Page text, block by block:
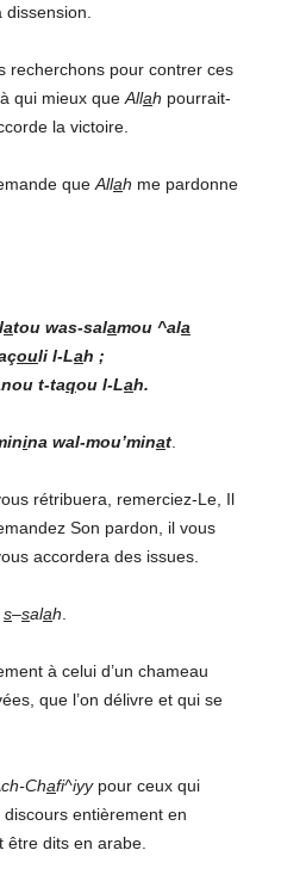
recherchons pour contrer ces
qui mieux que Allah pourrait-
la victoire.
que Allah me pardonne
atou was-salamou ^ala
ouli l-Lah ;
t-taqou l-Lah.
ina wal-mou’minat
rétribuera, remerciez-Le, Il
Son pardon, il vous
accordera des issues.
s–salah
à celui d’un chameau
que l’on délivre et qui se
Chafi^iyypour ceux qui
entièrement en
dits en arabe.